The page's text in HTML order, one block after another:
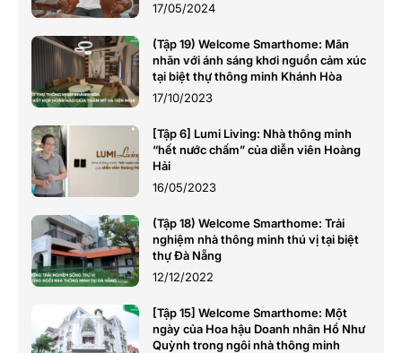
17/05/2024
(Tập 19) Welcome Smarthome: Mãn
nhãn với ánh sáng khơi nguồn cảm xúc
tại biệt thự thông minh Khánh Hòa
17/10/2023
[Tập 6] Lumi Living: Nhà thông minh
“hết nước chấm” của diễn viên Hoàng
Hải
16/05/2023
(Tập 18) Welcome Smarthome: Trải
nghiệm nhà thông minh thú vị tại biệt
thự Đà Nẵng
12/12/2022
[Tập 15] Welcome Smarthome: Một
ngày của Hoa hậu Doanh nhân Hồ Như
Quỳnh trong ngôi nhà thông minh